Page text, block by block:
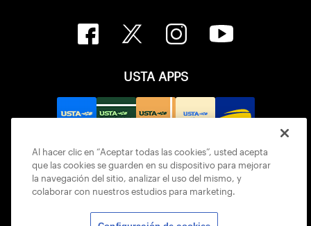
USTA APPS
Al hacer clic en “Aceptar todas las cookies”, usted acepta
que las cookies se guarden en su dispositivo para mejorar
la navegación del sitio, analizar el uso del mismo, y
colaborar con nuestros estudios para marketing.